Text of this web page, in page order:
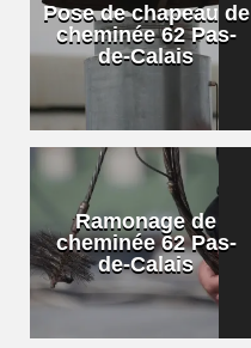
Pose de chapeau de
cheminée 62 Pas-
de-Calais
Ramonage de
cheminée 62 Pas-
de-Calais